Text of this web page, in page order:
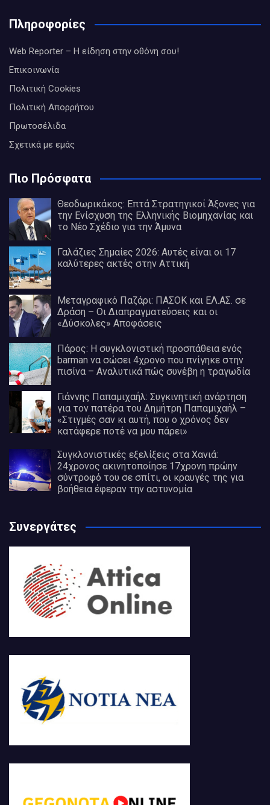
Πληροφορίες
Web Reporter – Η είδηση στην οθόνη σου!
Επικοινωνία
Πολιτική Cookies
Πολιτική Απορρήτου
Πρωτοσέλιδα
Σχετικά με εμάς
Πιο Πρόσφατα
Θεοδωρικάκος: Επτά Στρατηγικοί Άξονες για
την Ενίσχυση της Ελληνικής Βιομηχανίας και
το Νέο Σχέδιο για την Άμυνα
Γαλάζιες Σημαίες 2026: Αυτές είναι οι 17
καλύτερες ακτές στην Αττική
Μεταγραφικό Παζάρι: ΠΑΣΟΚ και ΕΛ.ΑΣ. σε
Δράση – Οι Διαπραγματεύσεις και οι
«Δύσκολες» Αποφάσεις
Πάρος: Η συγκλονιστική προσπάθεια ενός
barman να σώσει 4χρονο που πνίγηκε στην
πισίνα – Αναλυτικά πώς συνέβη η τραγωδία
Γιάννης Παπαμιχαήλ: Συγκινητική ανάρτηση
για τον πατέρα του Δημήτρη Παπαμιχαήλ –
«Στιγμές σαν κι αυτή, που ο χρόνος δεν
κατάφερε ποτέ να μου πάρει»
Συγκλονιστικές εξελίξεις στα Χανιά:
24χρονος ακινητοποίησε 17χρονη πρώην
σύντροφό του σε σπίτι, οι κραυγές της για
βοήθεια έφεραν την αστυνομία
Συνεργάτες